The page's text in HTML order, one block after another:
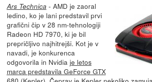
Ars Technica - AMD je zaoral
ledino, ko je lani predstavil prvi
grafični čip v 28 nm-tehnologiji
Radeon HD 7970, ki je bil
prepričljivo najhitrejši. Kot je v
navadi, je konkurenca
odgovorila in Nvidia je letos
marca predstavila GeForce GTX